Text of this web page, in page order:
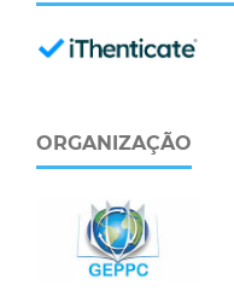
ORGANIZAÇÃO